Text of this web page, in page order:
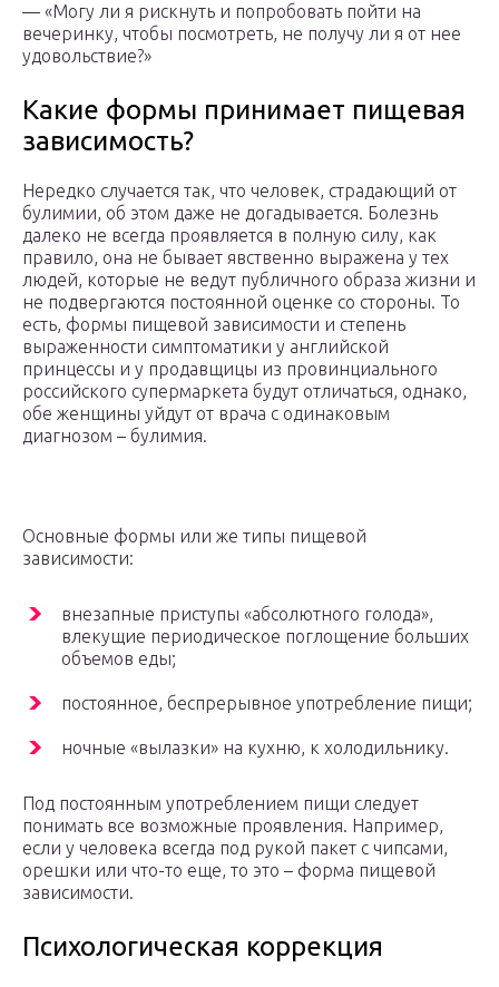
— «Могу ли я рискнуть и попробовать пойти на
вечеринку, чтобы посмотреть, не получу ли я от нее
удовольствие?»
Какие формы принимает пищевая
зависимость?
Нередко случается так, что человек, страдающий от
булимии, об этом даже не догадывается. Болезнь
далеко не всегда проявляется в полную силу, как
правило, она не бывает явственно выражена у тех
людей, которые не ведут публичного образа жизни и
не подвергаются постоянной оценке со стороны. То
есть, формы пищевой зависимости и степень
выраженности симптоматики у английской
принцессы и у продавщицы из провинциального
российского супермаркета будут отличаться, однако,
обе женщины уйдут от врача с одинаковым
диагнозом – булимия.
Основные формы или же типы пищевой
зависимости:
внезапные приступы «абсолютного голода»,
влекущие периодическое поглощение больших
объемов еды;
постоянное, беспрерывное употребление пищи;
ночные «вылазки» на кухню, к холодильнику.
Под постоянным употреблением пищи следует
понимать все возможные проявления. Например,
если у человека всегда под рукой пакет с чипсами,
орешки или что-то еще, то это – форма пищевой
зависимости.
Психологическая коррекция